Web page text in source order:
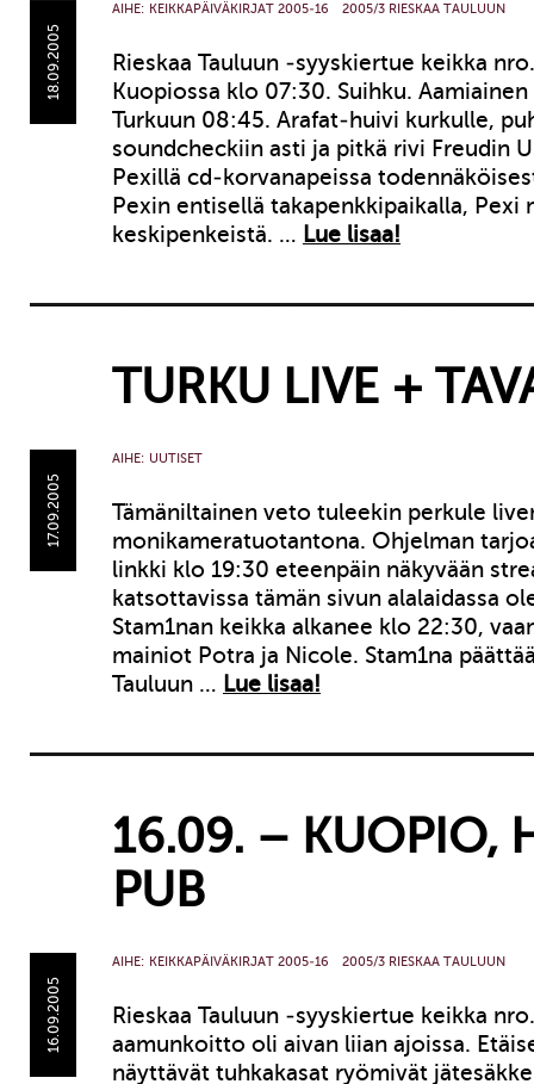
18.09.2005
AIHE: KEIKKAPÄIVÄKIRJAT 2005-16 2005/3 RIESKAA TAULUUN
Rieskaa Tauluun -syyskiertue keikka
Kuopiossa klo 07:30. Suihku.
Turkuun 08:45. Arafat-huivi kurkulle,
soundcheckiin asti ja pitkä rivi Freudin
Pexillä cd-korvanapeissa
Pexin entisellä takapenkkipaikalla, Pexi
keskipenkeistä. … Lue lisaa!
TURKU LIVE +
17.09.2005
AIHE: UUTISET
Tämäniltainen veto tuleekin perkule
monikameratuotantona. Ohjelman
linkki klo 19:30 eteenpäin näkyvään
katsottavissa tämän sivun alalaidassa
Stam1nan keikka alkanee klo 22:30,
mainiot Potra ja Nicole. Stam1na
Tauluun … Lue lisaa!
16.09. – KUOPIO,
PUB
16.09.2005
AIHE: KEIKKAPÄIVÄKIRJAT 2005-16 2005/3 RIESKAA TAULUUN
Rieskaa Tauluun -syyskiertue keikka
aamunkoitto oli aivan liian ajoissa.
näyttävät tuhkakasat ryömivät